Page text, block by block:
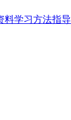
料学习方法指导